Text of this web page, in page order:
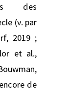
des
(v. par
2019 ;
et al.,
de